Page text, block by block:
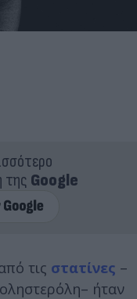
της Google
τις στατίνες –
ήταν